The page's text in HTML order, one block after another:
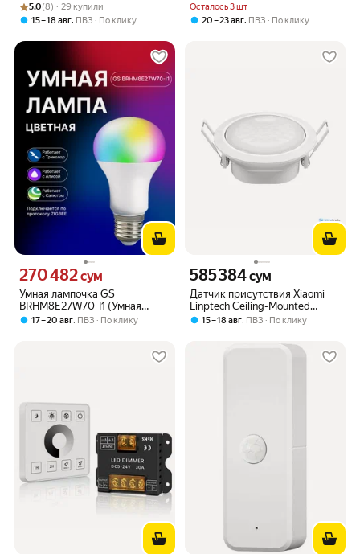
Xiaomi Mi Home (подключается
в китайский регион) кнопок
Рейтинг товара: 5.0 из 5
Оценок: (8) · 29 купили
5.0(8) · 29 купили
15 – 18 авг, ПВЗ По клику
движения Uzen со
светодиодной лентой 30 м,
Осталось 3 шт
20 – 23 авг, ПВЗ По клику
Умная лампочка GS
BRHM8E27W70-I1 (Умная
лампа цветная Триколор)
Цена 270482 сум вместо
270 482сум
17 – 20 авг, ПВЗ По клику
Датчик присутствия Xiaomi
Linptech Ceiling-Mounted
Human Presence Sensor ES5
Цена 585384 сум вместо
585 384сум
15 – 18 авг, ПВЗ По клику